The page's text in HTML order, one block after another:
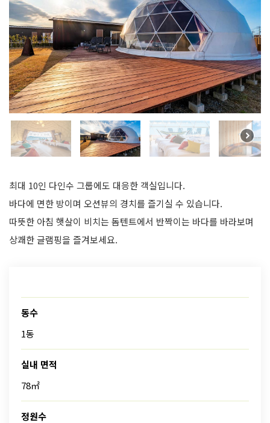
최대 10인 다인수 그룹에도 대응한 객실입니다.
바다에 면한 방이며 오션뷰의 경치를 즐기실 수 있습니다.
따뜻한 아침 햇살이 비치는 돔텐트에서 반짝이는 바다를 바라보며
상쾌한 글램핑을 즐겨보세요.
동수
1동
실내 면적
78㎡
정원수